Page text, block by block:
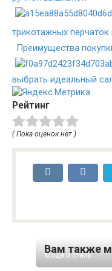
трикотажных перчаток
Преимущества
выбрать идеальный
Рейтинг
( Пока оценок нет )
Вам также
Мода и стиль